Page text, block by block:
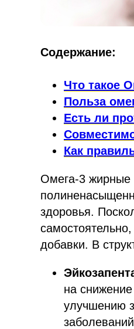
Содержание:
Что такое
Польза
Есть ли
Как
Омега-3 жирные
здоровья.
добавки. В
на
улучшению